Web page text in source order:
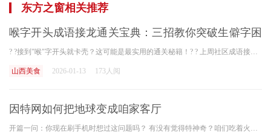
东方之窗相关推荐
喉字开头成语接龙通关宝典：三招教你突破生僻字困
境
? ?接到"喉"字开头就卡壳？这可能是最实用的通关秘籍！? ? 上周社区成语接龙大赛现场，选手小李在接到"喉"字时直接弃权，观众席响起一片惋惜声。这种情况太常见了！《现代汉语词
山西美食 2026-01-13 173人阅
因特网如何把地球变成咱家客厅
开篇一问：你现在刷手机时想过这问题吗？ 有没有觉得特神奇？咱们吃着火锅刷着抖音，纽约街头的老铁正在直播时代广场跨年；东京樱花开了，手机一划就能看高清视频。二十年前要